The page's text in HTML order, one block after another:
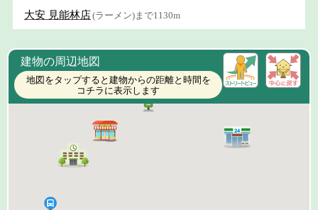
大安 見能林店(ラーメン)まで1130m
建物の周辺地図
地図をタップすると建物からの距離と時間を
コチラに表示します